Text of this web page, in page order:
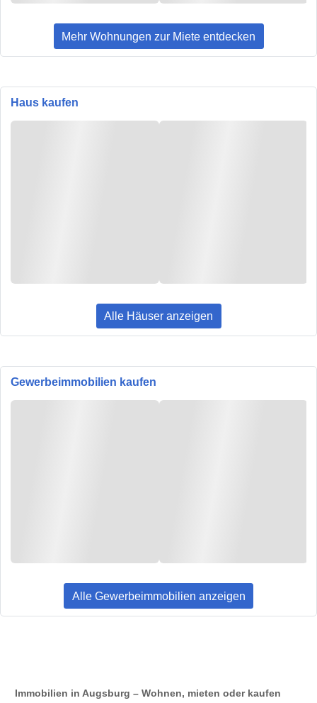
Mehr Wohnungen zur Miete entdecken
Haus kaufen
Alle Häuser anzeigen
Gewerbeimmobilien kaufen
Alle Gewerbeimmobilien anzeigen
Immobilien in Augsburg – Wohnen, mieten oder kaufen